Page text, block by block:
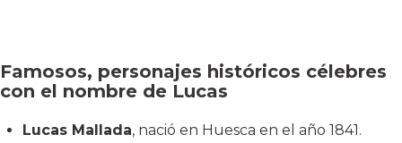
Famosos, personajes históricos célebres
con el nombre de Lucas
Lucas Mallada, nació en Huesca en el año 1841.